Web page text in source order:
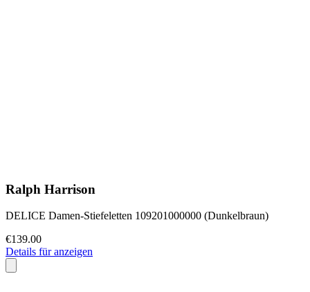
Ralph Harrison
DELICE Damen-Stiefeletten 109201000000 (Dunkelbraun)
€139.00
Details für anzeigen